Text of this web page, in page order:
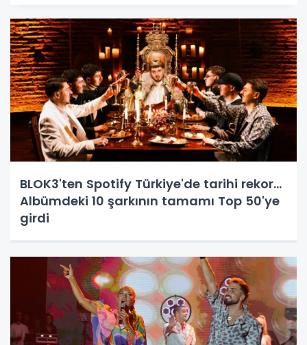
BLOK3'ten Spotify Türkiye'de tarihi rekor...
Albümdeki 10 şarkının tamamı Top 50'ye
girdi